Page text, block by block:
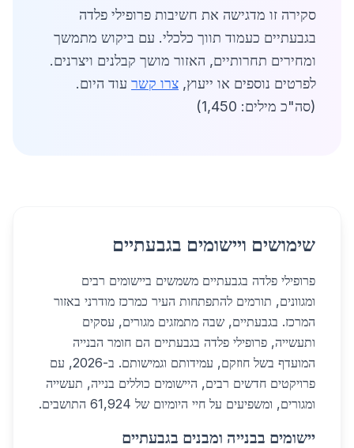
סקירה זו מדגישה את חשיבות פרופילי פלדה
בגבעתיים כעמוד תווך כלכלי. עם ביקוש מתמשך
ומחירים תחרותיים, האזור מושך קבלנים ויצרנים.
לפרטים נוספים או ייעוץ, צרו קשר עוד היום.
(סה"כ מילים: 1,450)
שימושים ויישומים בגבעתיים
פרופילי פלדה בגבעתיים משמשים ביישומים רבים
ומגוונים, תורמים להתפתחות העיר כמרכז מודרני באזור
המרכז. בגבעתיים, שבה מתמזגים מגורים, עסקים
ותעשייה, פרופילי פלדה בגבעתיים הם חומר הבנייה
המועדף בשל חוזקם, עמידותם וגמישותם. ב-2026, עם
פרויקטים חדשים רבים, היישומים כוללים בנייה, תעשייה
ומגורים, ומשפיעים על חיי היומיום של 61,924 התושבים.
יישומים בבנייה ומבנים בגבעתיים